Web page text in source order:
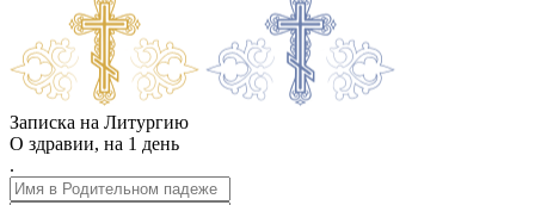
Записка на Литургию
О здравии, на 1 день
.